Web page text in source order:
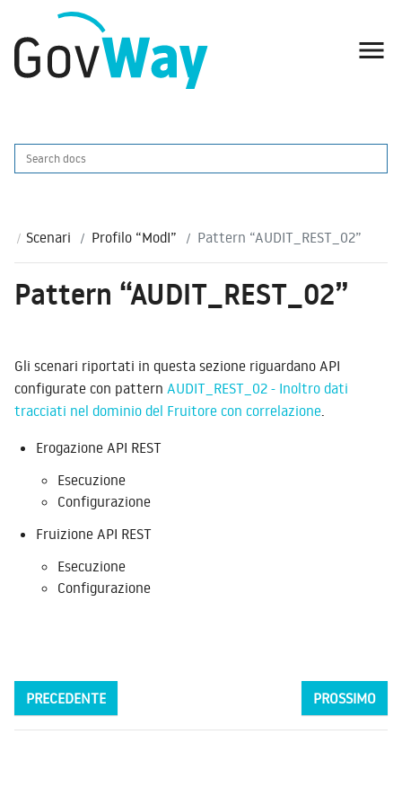

Scenari Profilo “ModI” Pattern “AUDIT_REST_02”
Pattern “AUDIT_REST_02”
Gli scenari riportati in questa sezione riguardano API
configurate con pattern AUDIT_REST_02 - Inoltro dati
tracciati nel dominio del Fruitore con correlazione
Erogazione API REST
Esecuzione
Configurazione
Fruizione API REST
Esecuzione
Configurazione
PRECEDENTE PROSSIMO